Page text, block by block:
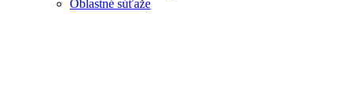
Oblastné súťaže